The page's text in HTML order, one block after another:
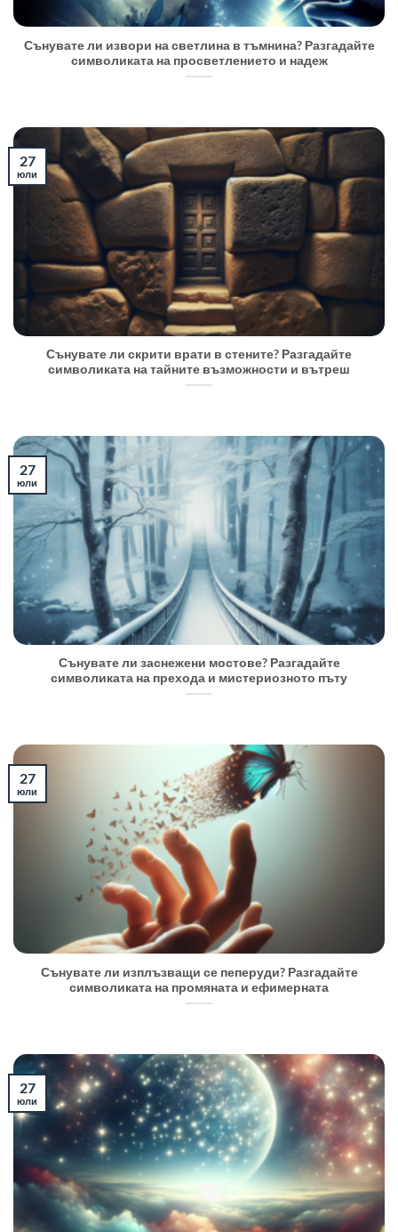
Сънувате ли извори на светлина в тъмнина? Разгадайте
символиката на просветлението и надеж
Сънувате ли скрити врати в стените? Разгадайте
символиката на тайните възможности и вътреш
27
юли
Сънувате ли заснежени мостове? Разгадайте
символиката на прехода и мистериозното пъту
27
юли
Сънувате ли изплъзващи се пеперуди? Разгадайте
символиката на промяната и ефимерната
27
юли
27
юли